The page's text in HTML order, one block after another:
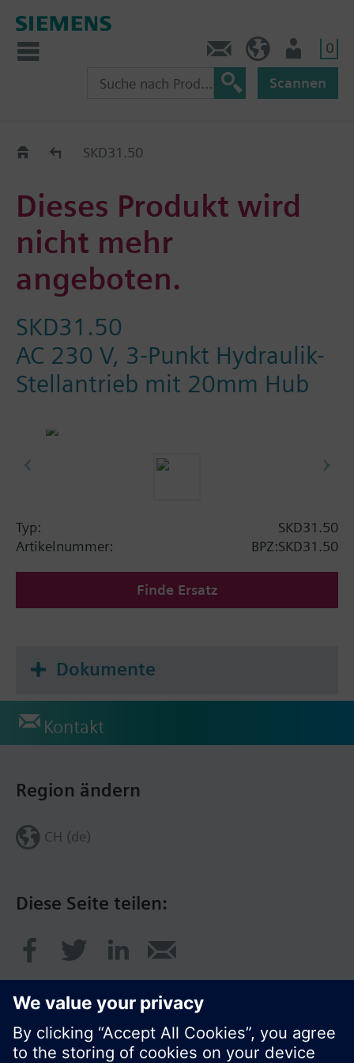
0
Scannen
Old2NewSKD31.50
Dieses Produkt wird
nicht mehr
angeboten.
SKD31.50
AC 230 V, 3-Punkt Hydraulik-
Stellantrieb mit 20mm Hub
Typ:
SKD31.50
Artikelnummer:
BPZ:SKD31.50
Finde Ersatz
Dokumente
Kontakt
Diese Seite teilen:
Region ändern
CH (de)